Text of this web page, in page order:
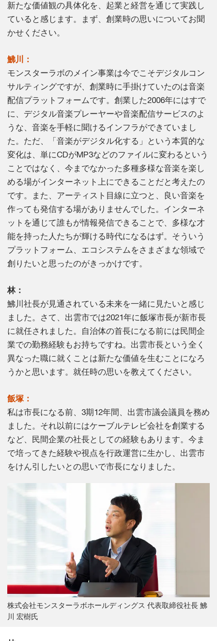
新たな価値観の具体化を、起業と経営を通じて実践し
ていると感じます。まず、創業時の思いについてお聞
かせください。
鮄川：
モンスターラボのメイン事業は今でこそデジタルコン
サルティングですが、創業時に手掛けていたのは音楽
配信プラットフォームです。創業した2006年にはすで
に、デジタル音楽プレーヤーや音楽配信サービスのよ
うな、音楽を手軽に聞けるインフラができていまし
た。ただ、「音楽がデジタル化する」という本質的な
変化は、単にCDがMP3などのファイルに変わるという
ことではなく、今までなかった多種多様な音楽を楽し
める場がインターネット上にできることだと考えたの
です。また、アーティスト目線に立つと、良い音楽を
作っても発信する場がありませんでした。インターネ
ットを通じて誰もが情報発信できることで、多様な才
能を持った人たちが輝ける時代になるはず。そういう
プラットフォーム、エコシステムをさまざまな領域で
創りたいと思ったのがきっかけです。
林：
鮄川社長が見通されている未来を一緒に見たいと感じ
ました。さて、出雲市では2021年に飯塚市長が新市長
に就任されました。自治体の首長になる前には民間企
業での勤務経験もお持ちですね。出雲市長という全く
異なった職に就くことは新たな価値を生むことになろ
うかと思います。就任時の思いを教えてください。
飯塚：
私は市長になる前、3期12年間、出雲市議会議員を務め
ました。それ以前にはケーブルテレビ会社を創業する
など、民間企業の社長としての経験もあります。今ま
で培ってきた経験や視点を行政運営に生かし、出雲市
をけん引したいとの思いで市長になりました。
株式会社モンスターラボホールディングス 代表取締役社長 鮄
川 宏樹氏